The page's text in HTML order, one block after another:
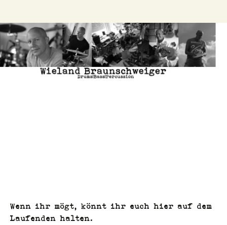
springen
Wieland
Drums, Bass, Percussion
Wenn ihr mögt, kön­nt ihr euch hier auf dem
Laufend­en hal­ten.